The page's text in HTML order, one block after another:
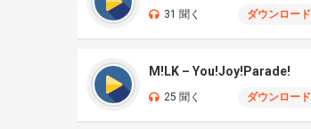
31 聞く ダウンロード
M!LK – You!Joy!Parade!
25 聞く ダウンロード